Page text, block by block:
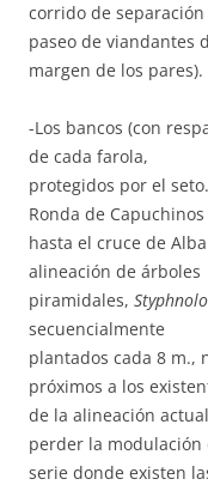
corrido de
paseo de viandantes
margen de los pares).
-Los bancos (con
de cada farola,
protegidos por el
Ronda de Capuchinos
hasta el cruce de
alineación de árboles
piramidales,
secuencialmente
plantados cada 8 m.,
próximos a los
de la alineación
perder la modulación
serie donde existen